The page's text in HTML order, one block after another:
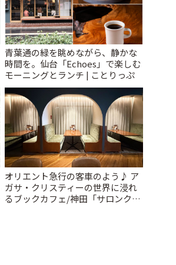
青葉通の緑を眺めながら、静かな
時間を。仙台「Echoes」で楽しむ
モーニングとランチ | ことりっぷ
オリエント急行の客車のよう♪ ア
ガサ・クリスティーの世界に浸れ
るブックカフェ/神田「サロンクリ